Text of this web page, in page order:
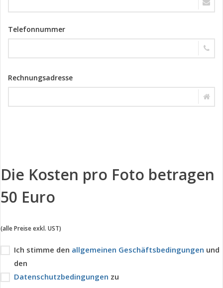
Telefonnummer
Rechnungsadresse
Die Kosten pro Foto betragen
50 Euro
(alle Preise exkl. UST)
Ich stimme den allgemeinen Geschäftsbedingungen und
den
Datenschutzbedingungen zu